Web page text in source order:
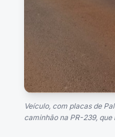
Veículo, com placas de
caminhão na PR-239,